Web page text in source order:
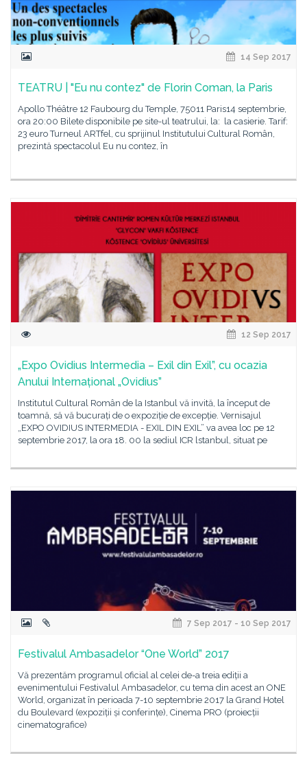
14 Sep 2017
TEATRU | "Eu nu contez" de Florin Coman, la Paris
Apollo Théâtre 12 Faubourg du Temple, 75011 Paris14 septembrie,
ora 20:00 Bilete disponibile pe site-ul teatrului, la: la casierie. Tarif:
23 euro Turneul ARTfel, cu sprijinul Institutului Cultural Român,
prezintă spectacolul Eu nu contez, în
12 Sep 2017
„Expo Ovidius Intermedia – Exil din Exil”, cu ocazia
Anului Internațional „Ovidius”
Institutul Cultural Român de la Istanbul vă invită, la început de
toamnă, să vă bucurați de o expoziție de excepție. Vernisajul
„EXPO OVIDIUS INTERMEDIA - EXIL DIN EXIL” va avea loc pe 12
septembrie 2017, la ora 18. 00 la sediul ICR lstanbul, situat pe
7 Sep 2017 - 10 Sep 2017
Festivalul Ambasadelor “One World” 2017
Vă prezentăm programul oficial al celei de-a treia ediții a
evenimentului Festivalul Ambasadelor, cu tema din acest an ONE
World, organizat în perioada 7-10 septembrie 2017 la Grand Hotel
du Boulevard (expoziții și conferințe), Cinema PRO (proiecții
cinematografice)